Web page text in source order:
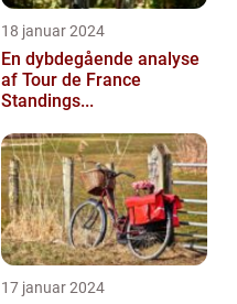
18 januar 2024
En dybdegående analyse
af Tour de France
Standings...
17 januar 2024